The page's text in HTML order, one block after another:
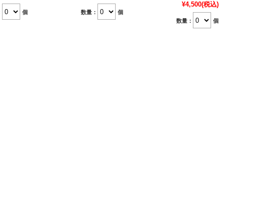
個 数量： 個
¥4,500(税込)
数量： 個